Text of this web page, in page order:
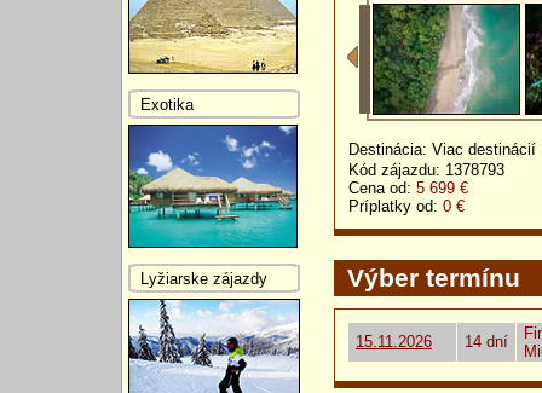
Destinácia: Viac destinácií
Kód zájazdu: 1378793
Cena od: 5 699 €
Príplatky od: 0 €
Výber termínu
15.11.2026 14 dní
Exotika
Lyžiarske zájazdy